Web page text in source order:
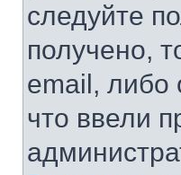
следуйте
получено,
email, либо
что ввели